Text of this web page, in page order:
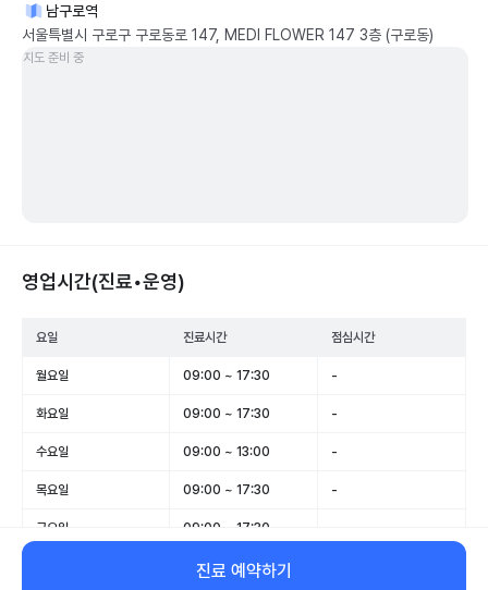
남구로역
서울특별시 구로구 구로동로 147, MEDI FLOWER 147 3층 (구로동)
지도 준비 중
영업시간(진료•운영)
요일 진료시간 점심시간
월요일 09:00 ~ 17:30 -
화요일 09:00 ~ 17:30 -
수요일 09:00 ~ 13:00 -
목요일 09:00 ~ 17:30 -
금요일 09:00 ~ 17:30
09:00 ~ 13:00
진료 예약하기